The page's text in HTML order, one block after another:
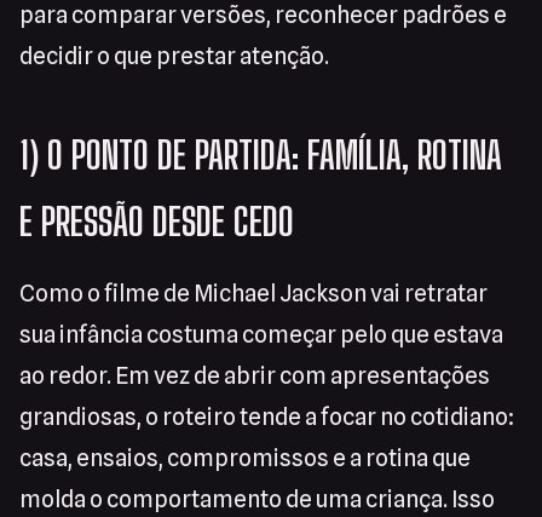
para comparar versões, reconhecer padrões e
decidir o que prestar atenção.
1) O PONTO DE PARTIDA: FAMÍLIA, ROTINA
E PRESSÃO DESDE CEDO
Como o filme de Michael Jackson vai retratar
sua infância costuma começar pelo que estava
ao redor. Em vez de abrir com apresentações
grandiosas, o roteiro tende a focar no cotidiano:
casa, ensaios, compromissos e a rotina que
molda o comportamento de uma criança. Isso